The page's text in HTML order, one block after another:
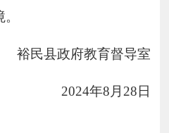
裕民县政府教育督导室
2024年8月28日